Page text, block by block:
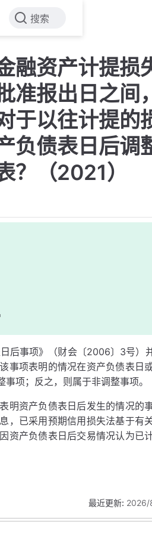
搜索
融资产计提损
准报出日之间
于以往计提的
负债表日后调
？（2021）
事项》（财会〔2006〕3号）
事项表明的情况在资产负债表日
项；反之，则属于非调整事项。
明资产负债表日后发生的情况的
，已采用预期信用损失法基于有
资产负债表日后交易情况认为已
最近更新: 2026/